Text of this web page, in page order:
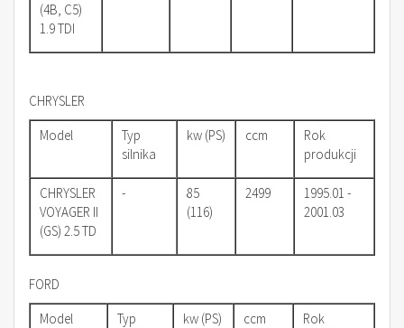
(4B, C5)
1.9 TDI
CHRYSLER
Model
Typ
silnika
kw (PS) ccm
Rok
produkcji
CHRYSLER
VOYAGER II
(GS) 2.5 TD
-
85
(116)
2499
1995.01 -
2001.03
FORD
Model
Typ
kw (PS) ccm
Rok